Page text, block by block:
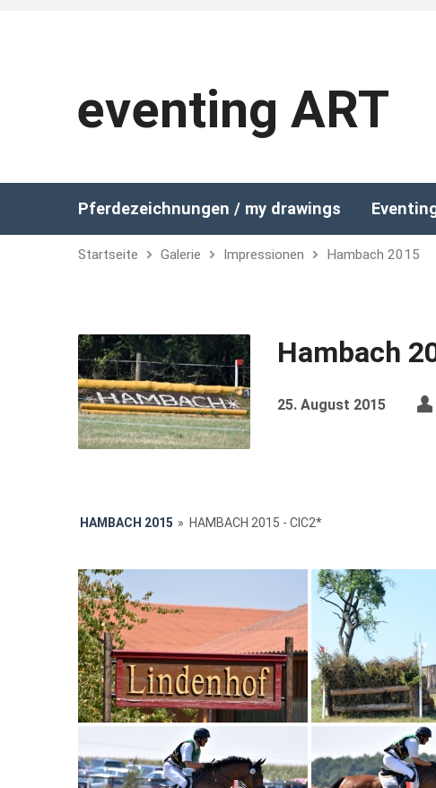
eventing ART
Pferdezeichnungen / my drawings
Startseite Galerie Impressionen Hambach 2015
Hambach
25. August 2015
HAMBACH 2015 » HAMBACH 2015 - CIC2*